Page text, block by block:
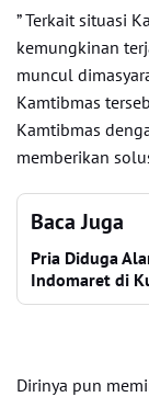
” Terkait situasi
kemungkinan
muncul
Kamtibmas
Kamtibmas
memberikan
Baca Juga
Pria Diduga
Indomaret di
Dirinya pun